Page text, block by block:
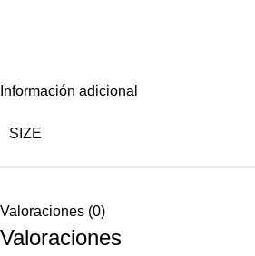
Información adicional
SIZE
Valoraciones (0)
Valoraciones